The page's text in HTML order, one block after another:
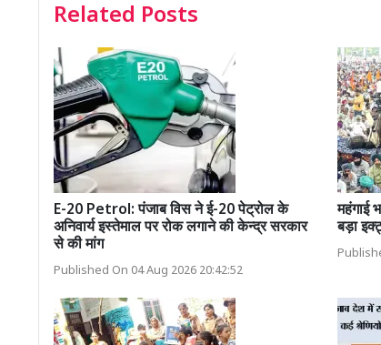
Related Posts
E-20 Petrol: पंजाब विस ने ई-20 पेट्रोल के
अनिवार्य इस्तेमाल पर रोक लगाने की केन्द्र सरकार
से की मांग
Published On 04 Aug 2026 20:42:52
महंगाई
बड़ा